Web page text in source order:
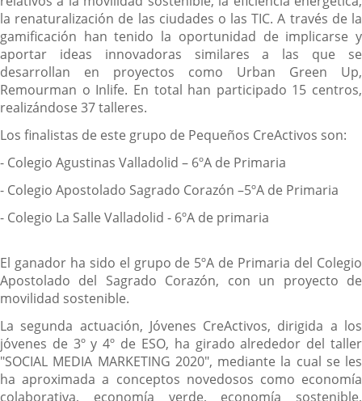
la renaturalización de las ciudades o las TIC. A través de la
gamificación han tenido la oportunidad de implicarse y
aportar ideas innovadoras similares a las que se
desarrollan en proyectos como Urban Green Up,
Remourman o Inlife. En total han participado 15 centros,
realizándose 37 talleres.
Los finalistas de este grupo de Pequeños CreActivos son:
- Colegio Agustinas Valladolid – 6ºA de Primaria
- Colegio Apostolado Sagrado Corazón –5ºA de Primaria
- Colegio La Salle Valladolid - 6ºA de primaria
El ganador ha sido el grupo de 5ºA de Primaria del Colegio
Apostolado del Sagrado Corazón, con un proyecto de
movilidad sostenible.
La segunda actuación, Jóvenes CreActivos, dirigida a los
jóvenes de 3º y 4º de ESO, ha girado alrededor del taller
"SOCIAL MEDIA MARKETING 2020", mediante la cual se les
ha aproximada a conceptos novedosos como economía
colaborativa, economía verde, economía sostenible,